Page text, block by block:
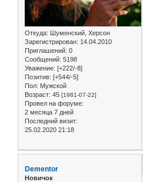
Откуда: Шуменский, Херсон
Зарегистрирован: 14.04.2010
Приглашений: 0
Сообщений: 5198
Уважение: [+222/-8]
Позитив: [+544/-5]
Пол: Мужской
Возраст: 45 [1981-07-22]
Провел на форуме:
2 месяца 7 дней
Последний визит:
25.02.2020 21:18
Dementor
Новичок